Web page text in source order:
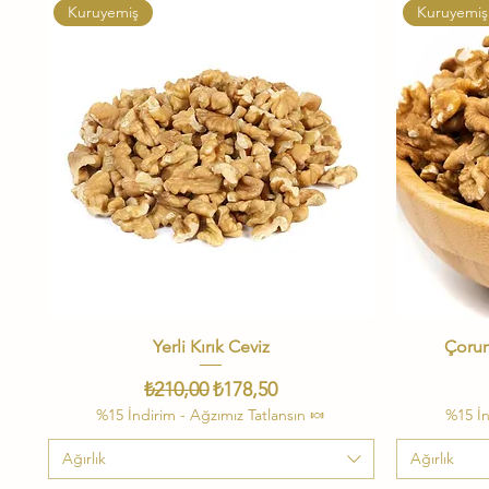
Hızlı Bakış
Kuruyemiş
Yerli Kırık Ceviz
Normal Fiyat
₺210,00İndirimli Fiyat
₺178,50
%15 İndirim - Ağzımız Tatlansın 🍬
Ağırlık
Kuruyemiş
%15
Ağırlık